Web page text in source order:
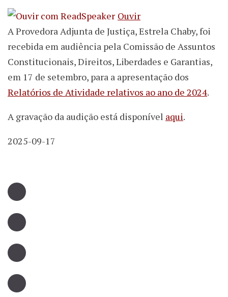
Ouvir
A Provedora Adjunta de Justiça, Estrela Chaby, foi
recebida em audiência pela Comissão de Assuntos
Constitucionais, Direitos, Liberdades e Garantias,
em 17 de setembro, para a apresentação dos
Relatórios de Atividade relativos ao ano de 2024.
A gravação da audição está disponível aqui.
2025-09-17